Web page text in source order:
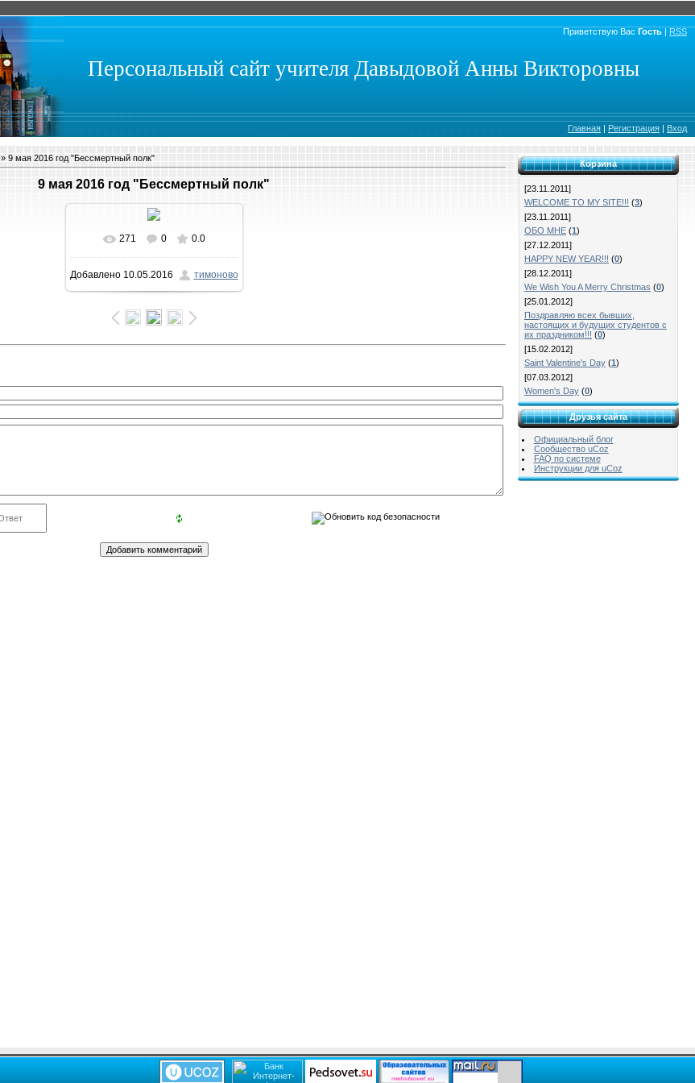
Приветствую Вас Гость | RSS
Персональный сайт учителя Давыдовой Анны Викторовны
Главная | Регистрация | Вход
» 9 мая 2016 год "Бессмертный полк"
9 мая 2016 год "Бессмертный полк"
В реальном размере
1600x1066/ 267.3Kb
271 0 0.0
Добавлено10.05.2016 тимоново
Корзина
[23.11.2011]
WELCOME TO MY SITE!!! (3)
[23.11.2011]
ОБО МНЕ (1)
[27.12.2011]
HAPPY NEW YEAR!!! (0)
[28.12.2011]
We Wish You A Merry Christmas (0)
[25.01.2012]
Поздравляю всех бывших,
настоящих и будущих студентов с
их праздником!!! (0)
[15.02.2012]
Saint Valentine's Day (1)
[07.03.2012]
Women's Day (0)
Друзья сайта
Официальный блог
Сообщество uCoz
FAQ по системе
Инструкции для uCoz